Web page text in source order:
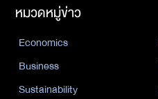
หมวดหมู่ข่าว
Economics
Business
Sustainability